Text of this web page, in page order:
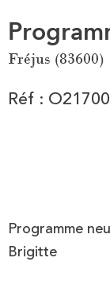
Fréjus (83600)
Réf :
Programme
Brigitte